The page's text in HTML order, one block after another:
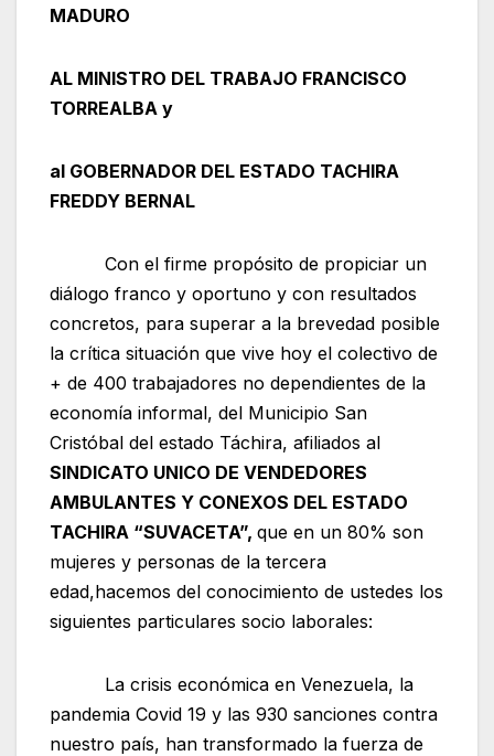
MADURO
AL MINISTRO DEL TRABAJO FRANCISCO
TORREALBA y
al GOBERNADOR DEL ESTADO TACHIRA
FREDDY BERNAL
Con el firme propósito de propiciar un
diálogo franco y oportuno y con resultados
concretos, para superar a la brevedad posible
la crítica situación que vive hoy el colectivo de
+ de 400 trabajadores no dependientes de la
economía informal, del Municipio San
Cristóbal del estado Táchira, afiliados al
SINDICATO UNICO DE VENDEDORES
AMBULANTES Y CONEXOS DEL ESTADO
TACHIRA “SUVACETA”, que en un 80% son
mujeres y personas de la tercera
edad,hacemos del conocimiento de ustedes los
siguientes particulares socio laborales:
La crisis económica en Venezuela, la
pandemia Covid 19 y las 930 sanciones contra
nuestro país, han transformado la fuerza de